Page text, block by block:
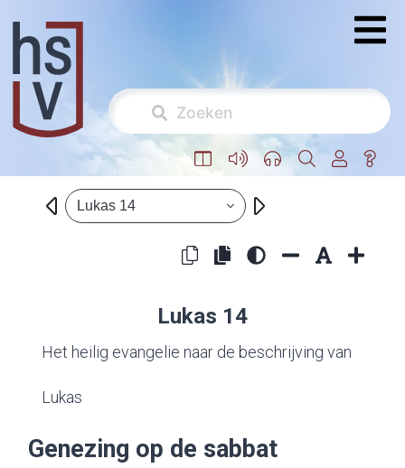
Lukas 14
Lukas 14
Het heilig evangelie naar de beschrijving van
Lukas
Genezing op de sabbat